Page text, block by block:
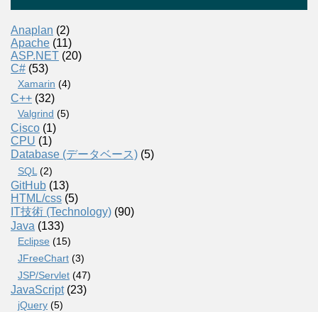
Anaplan (2)
Apache (11)
ASP.NET (20)
C# (53)
Xamarin (4)
C++ (32)
Valgrind (5)
Cisco (1)
CPU (1)
Database (データベース) (5)
SQL (2)
GitHub (13)
HTML/css (5)
IT技術 (Technology) (90)
Java (133)
Eclipse (15)
JFreeChart (3)
JSP/Servlet (47)
JavaScript(23)
jQuery (5)